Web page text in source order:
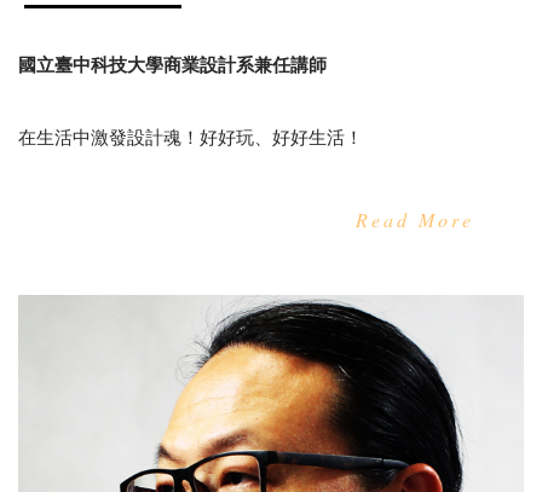
國立臺中科技大學商業設計系兼任講師
在生活中激發設計魂！好好玩、好好生活！
Read More